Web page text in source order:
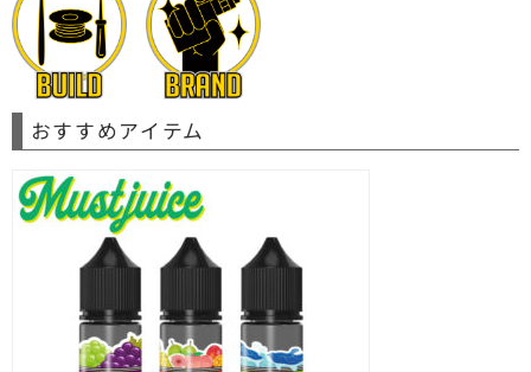
おすすめアイテム